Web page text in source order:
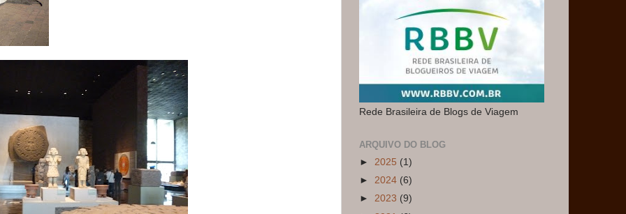
Rede Brasileira de Blogs de Viagem
ARQUIVO DO BLOG
► 2025 (1)
► 2024 (6)
► 2023 (9)